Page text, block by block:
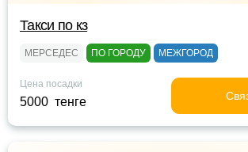
Такси по кз
МЕРСЕДЕС ПО ГОРОДУ МЕЖГОРОД
Цена посадки
5000 тенге